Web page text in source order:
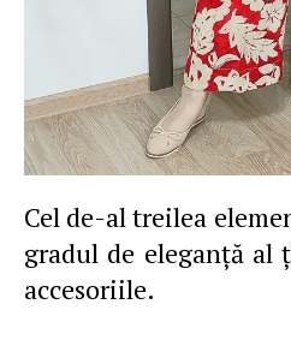
Cel de-al treilea
gradul de eleganţă
accesoriile.